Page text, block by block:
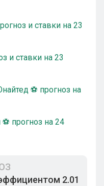
и ставки на 23
и ставки на 23
⚽ прогноз на
прогноз на 24
2.01